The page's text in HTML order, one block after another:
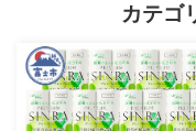
カテゴ